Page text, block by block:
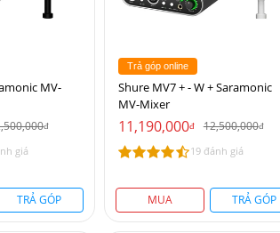
MV-
đ
giá
TRẢ GÓP
Trả góp online
Shure MV7 + - W + Saramonic
MV-Mixer
11,190,000đ 12,500,000đ
19 đánh giá
MUA TRẢ GÓP